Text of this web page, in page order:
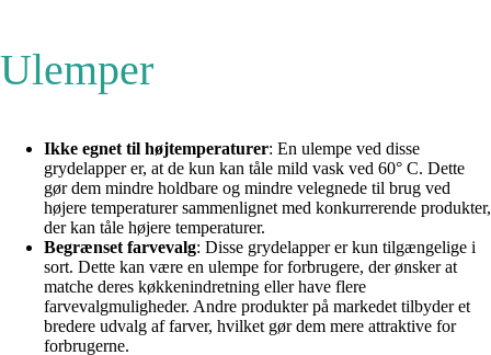
Ulemper
Ikke egnet til højtemperaturer: En ulempe ved disse
grydelapper er, at de kun kan tåle mild vask ved 60° C. Dette
gør dem mindre holdbare og mindre velegnede til brug ved
højere temperaturer sammenlignet med konkurrerende produkter,
der kan tåle højere temperaturer.
Begrænset farvevalg: Disse grydelapper er kun tilgængelige i
sort. Dette kan være en ulempe for forbrugere, der ønsker at
matche deres køkkenindretning eller have flere
farvevalgmuligheder. Andre produkter på markedet tilbyder et
bredere udvalg af farver, hvilket gør dem mere attraktive for
forbrugerne.